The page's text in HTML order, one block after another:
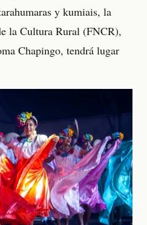
y kumiais, la
la Cultura Rural (FNCR),
Chapingo, tendrá lugar